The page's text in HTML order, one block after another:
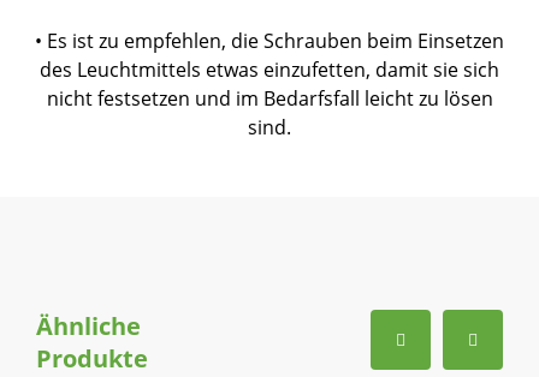
• Es ist zu empfehlen, die Schrauben beim Einsetzen
des Leuchtmittels etwas einzufetten, damit sie sich
nicht festsetzen und im Bedarfsfall leicht zu lösen
sind.
Ähnliche
Produkte